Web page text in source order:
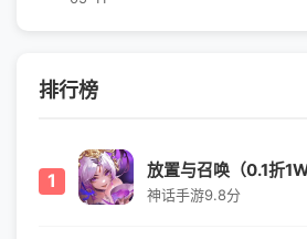
排行榜
1 放置与召唤（0.1折
神话手游9.8分